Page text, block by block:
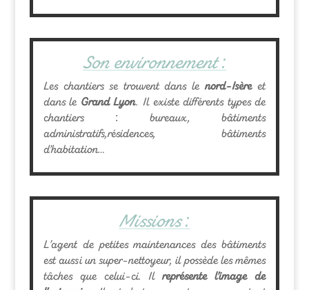
Son environnement :
Les chantiers se trouvent dans lenord-Isèreet
dans leGrand Lyon. Il existe différents types de
chantiers : bureaux, bâtiments
administratifs,résidences, bâtiments
d’habitation…
Missions :
L’agent de petites maintenances des bâtiments
est aussi un super-nettoyeur, il possède les mêmes
tâches que celui-ci. Ilreprésente l’image de